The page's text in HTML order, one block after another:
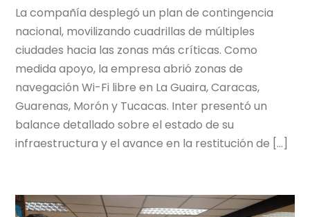
La compañía desplegó un plan de contingencia
nacional, movilizando cuadrillas de múltiples
ciudades hacia las zonas más críticas. Como
medida apoyo, la empresa abrió zonas de
navegación Wi-Fi libre en La Guaira, Caracas,
Guarenas, Morón y Tucacas. Inter presentó un
balance detallado sobre el estado de su
infraestructura y el avance en la restitución de […]